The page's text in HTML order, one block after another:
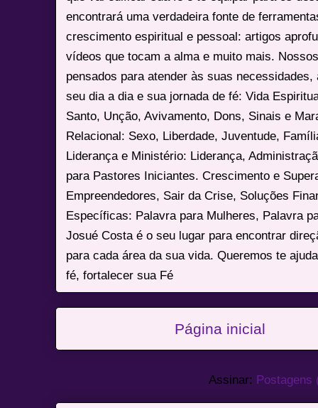
encontrará uma verdadeira fonte de
crescimento espiritual e pessoal: artigos
vídeos que tocam a alma e muito mais.
pensados para atender às suas
seu dia a dia e sua jornada de fé: Vida
Santo, Unção, Avivamento, Dons, Sinais e
Relacional: Sexo, Liberdade, Juventude,
Liderança e Ministério: Liderança,
para Pastores Iniciantes. Crescimento e
Empreendedores, Sair da Crise, Soluções
Específicas: Palavra para Mulheres, Palavra
Josué Costa é o seu lugar para encontrar
para cada área da sua vida. Queremos te
fé, fortalecer sua Fé
Página inicial
Assinar: Postagens